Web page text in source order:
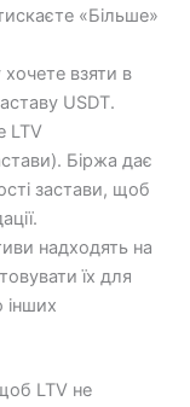
«Більше»
взяти в
USDT.
LTV
Біржа дає
застави, щоб
надходять на
їх для
інших
LTV не